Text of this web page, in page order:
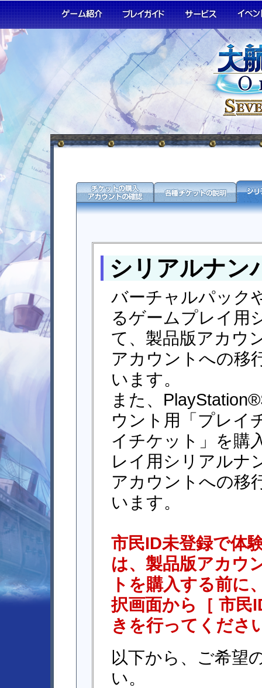
シリアルナン
バーチャルパック
るゲームプレイ用
て、製品版アカウ
アカウントへの移
います。
また、
ウント用「プレイ
イチケット」を購
レイ用シリアルナ
アカウントへの移
います。
市民ID未登録で体
は、製品版アカウ
トを購入する前に
択画面から［ 市民
きを行ってくださ
以下から、ご希望
い。